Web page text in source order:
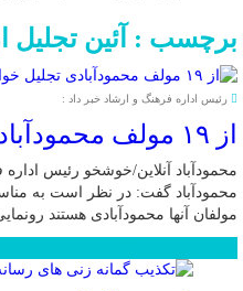
برچسب : آئین تجلیل
رئیس اداره فرهنگ و ارشاد خبر داد :
از ۱۹ مولف محمودآبادی تجلیل خواهد شد
محمودآباد آنلاین/خوشخو رئیس
مولفان آنها محمودآبادی هستند